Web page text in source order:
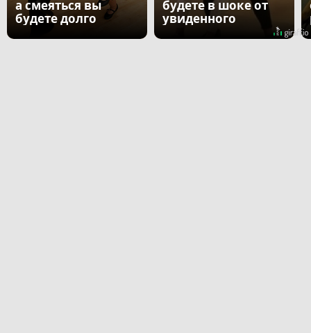
а смеяться вы
будете долго
будете в шоке от
увиденного